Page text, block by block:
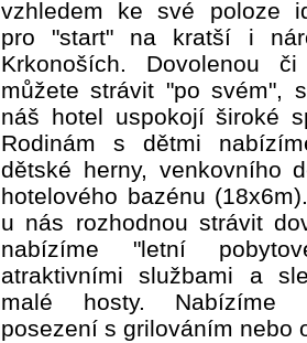
vzhledem ke své poloze
pro "start" na kratší i
Krkonoších. Dovolenou
můžete strávit "po svém",
náš hotel uspokojí široké
Rodinám s dětmi
dětské herny, venkovního
hotelového bazénu
u nás rozhodnou strávit
nabízíme "letní
atraktivními službami a
malé hosty. Nabízíme
posezení s grilováním nebo